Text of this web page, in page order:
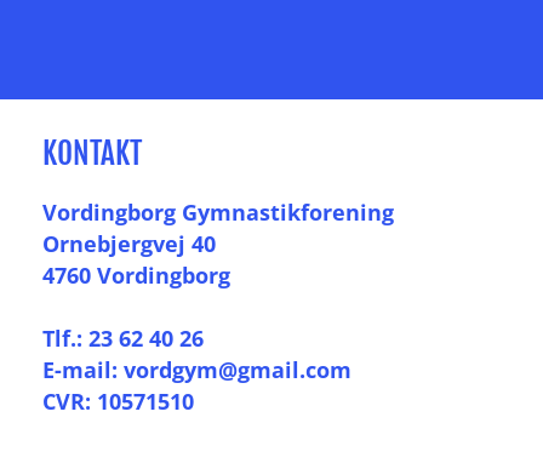
KONTAKT
Vordingborg Gymnastikforening
Ornebjergvej 40
4760 Vordingborg
Tlf.: 23 62 40 26
E-mail: vordgym@gmail.com
CVR: 10571510